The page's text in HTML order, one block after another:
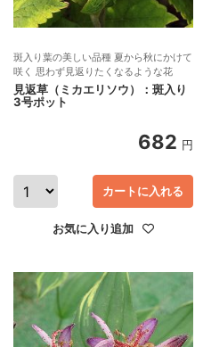
斑入り葉の美しい品種 夏から秋にかけて
咲く 思わず見返りたくなるような花
見返草（ミカエリソウ）：斑入り
3号ポット
682 円
カートに入れる
お気に入り追加